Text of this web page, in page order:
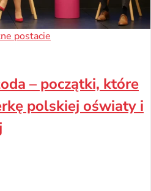
postacie
– początki, które
polskiej oświaty i